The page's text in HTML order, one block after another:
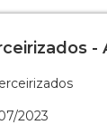
-
2023